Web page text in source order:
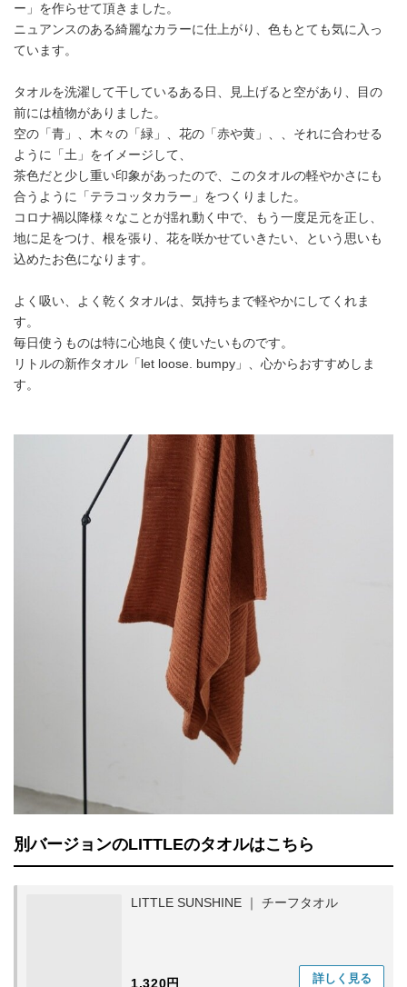
ー」を作らせて頂きました。
ニュアンスのある綺麗なカラーに仕上がり、色もとても気に入っ
ています。
タオルを洗濯して干しているある日、見上げると空があり、目の
前には植物がありました。
空の「青」、木々の「緑」、花の「赤や黄」、、それに合わせる
ように「土」をイメージして、
茶色だと少し重い印象があったので、このタオルの軽やかさにも
合うように「テラコッタカラー」をつくりました。
コロナ禍以降様々なことが揺れ動く中で、もう一度足元を正し、
地に足をつけ、根を張り、花を咲かせていきたい、という思いも
込めたお色になります。
よく吸い、よく乾くタオルは、気持ちまで軽やかにしてくれま
す。
毎日使うものは特に心地良く使いたいものです。
リトルの新作タオル「let loose. bumpy」、心からおすすめしま
す。
別バージョンのLITTLEのタオルはこちら
LITTLE SUNSHINE ｜ チーフタオル
1,320円 詳しく 見る